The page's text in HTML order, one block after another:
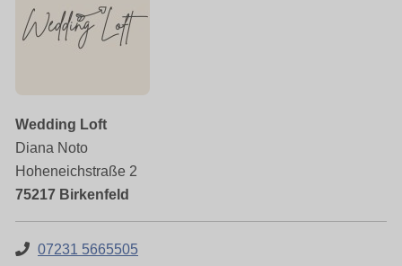
Wedding Loft
Diana Noto
Hoheneichstraße 2
75217 Birkenfeld
07231 5665505